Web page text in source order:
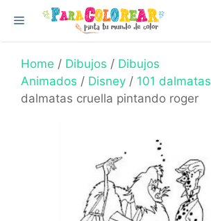
content
Menu
Home / Dibujos / Dibujos
Animados / Disney / 101 dalmatas
dalmatas cruella pintando roger